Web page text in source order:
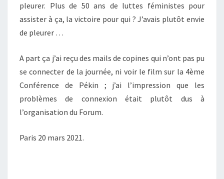
pleurer. Plus de 50 ans de luttes féministes pour
assister à ça, la victoire pour qui ? J’avais plutôt envie
de pleurer …
A part ça j’ai reçu des mails de copines qui n’ont pas pu
se connecter de la journée, ni voir le film sur la 4ème
Conférence de Pékin ; j’ai l’impression que les
problèmes de connexion était plutôt dus à
l’organisation du Forum.
Paris 20 mars 2021.